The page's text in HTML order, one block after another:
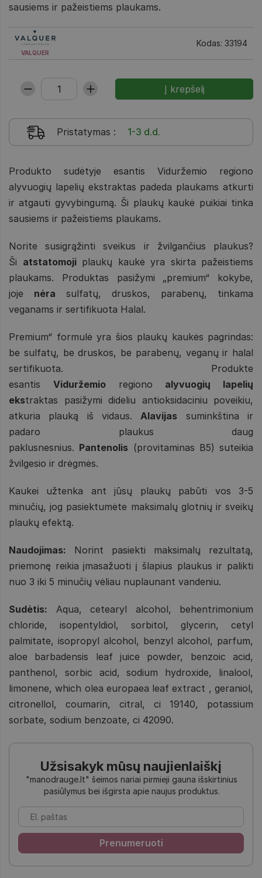
sausiems ir pažeistiems plaukams.
VALQUER
Kodas: 33194
Pristatymas : 1-3 d.d.
Produkto sudėtyje esantis Viduržemio regiono
alyvuogių lapelių ekstraktas padeda plaukams atkurti
ir atgauti gyvybingumą. Ši plaukų kaukė puikiai tinka
sausiems ir pažeistiems plaukams.
Norite susigrąžinti sveikus ir žvilgančius plaukus?
Ši atstatomojiplaukų kaukė yra skirta pažeistiems
plaukams. Produktas pasižymi „premium“ kokybe,
joje nėra sulfatų, druskos, parabenų, tinkama
veganams ir sertifikuota Halal.
Premium“ formulė yra šios plaukų kaukės pagrindas:
be sulfatų, be druskos, be parabenų, veganų ir halal
sertifikuota. Produkte
esantis Viduržemioregiono alyvuogių lapelių
ekstraktas pasižymi dideliu antioksidaciniu poveikiu,
atkuria plauką iš vidaus. Alavijas suminkština ir
padaro plaukus daug
paklusnesnius. Pantenolis (provitaminas B5) suteikia
žvilgesio ir drėgmės.
Kaukei užtenka ant jūsų plaukų pabūti vos 3-5
minučių, jog pasiektumėte maksimalų glotnių ir sveikų
plaukų efektą.
Naudojimas: Norint pasiekti maksimalų rezultatą,
priemonę reikia įmasažuoti į šlapius plaukus ir palikti
nuo 3 iki 5 minučių vėliau nuplaunant vandeniu.
Sudėtis: Aqua, cetearyl alcohol, behentrimonium
chloride, isopentyldiol, sorbitol, glycerin, cetyl
palmitate, isopropyl alcohol, benzyl alcohol, parfum,
aloe barbadensis leaf juice powder, benzoic acid,
panthenol, sorbic acid, sodium hydroxide, linalool,
limonene, which olea europaea leaf extract , geraniol,
citronellol, coumarin, citral, ci 19140, potassium
sorbate, sodium benzoate, ci 42090.
Užsisakyk mūsų naujienlaiškį
"manodrauge.lt" šeimos nariai pirmieji gauna išskirtinius
pasiūlymus bei išgirsta apie naujus produktus.